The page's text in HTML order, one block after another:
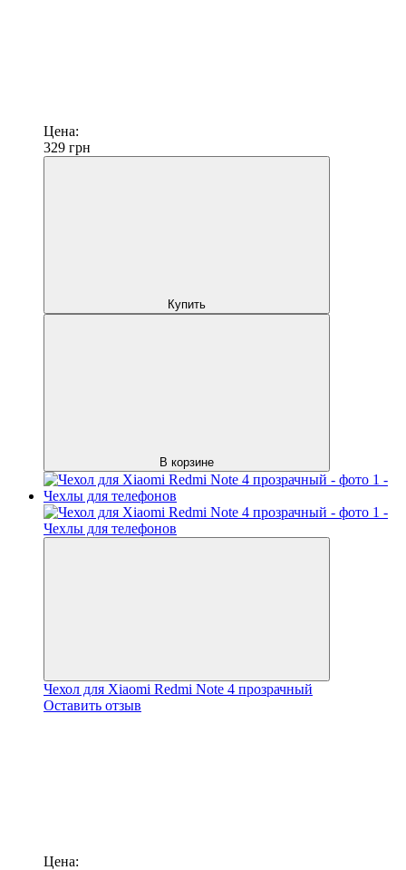
Цена:
329 грн
Купить
В корзине
Чехол для Xiaomi Redmi Note 4 прозрачный
Оставить отзыв
Цена: